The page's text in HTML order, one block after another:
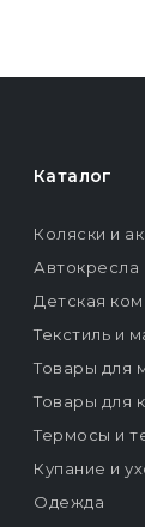
Каталог
Коляски и
Автокресла
Детская
Текстиль и
Товары для
Товары для
Термосы и
Купание и
Одежда